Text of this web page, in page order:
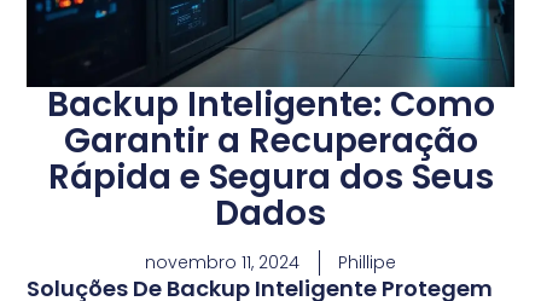
Backup Inteligente: Como
Garantir a Recuperação
Rápida e Segura dos Seus
Dados
novembro 11, 2024 Phillipe
Soluções De Backup Inteligente Protegem